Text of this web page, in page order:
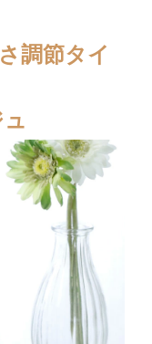
調節タイ